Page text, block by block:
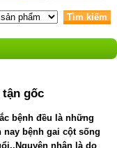
Tìm kiếm
gốc
bệnh đều là những
bệnh gai cột sống
nhân là do